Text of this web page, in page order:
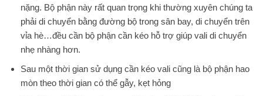
nặng. Bộ phận này rất quan trọng khi thường xuyên chúng ta
phải di chuyển bằng đường bộ trong sân bay, di chuyển trên
vỉa hè…đều cần bộ phận cần kéo hỗ trợ giúp vali di chuyển
nhẹ nhàng hơn.
Sau một thời gian sử dụng cần kéo vali cũng là bộ phận hao
mòn theo thời gian có thể gẫy, kẹt hỏng